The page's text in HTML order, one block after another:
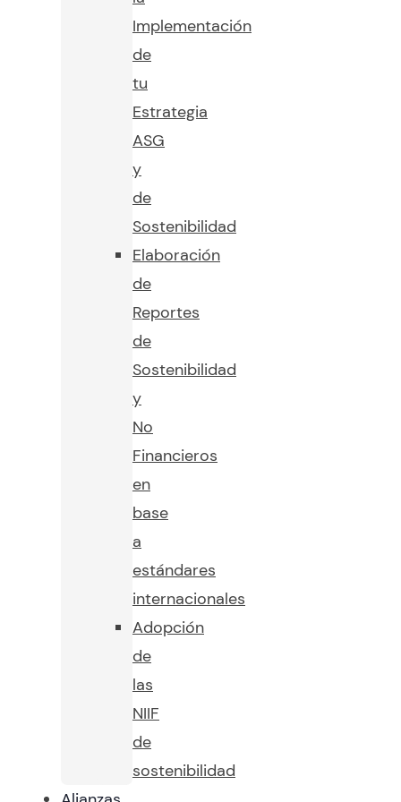
Implementación
de
tu
Estrategia
ASG
y
de
Sostenibilidad
Elaboración
de
Reportes
de
Sostenibilidad
y
No
Financieros
en
base
a
estándares
internacionales
Adopción
de
las
NIIF
de
sostenibilidad